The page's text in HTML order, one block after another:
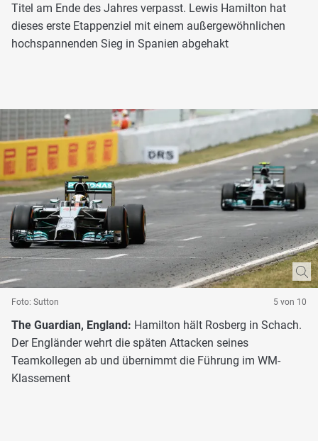
Titel am Ende des Jahres verpasst. Lewis Hamilton hat
dieses erste Etappenziel mit einem außergewöhnlichen
hochspannenden Sieg in Spanien abgehakt
Foto: Sutton 5 von 10
The Guardian, England: Hamilton hält Rosberg in Schach.
Der Engländer wehrt die späten Attacken seines
Teamkollegen ab und übernimmt die Führung im WM-
Klassement